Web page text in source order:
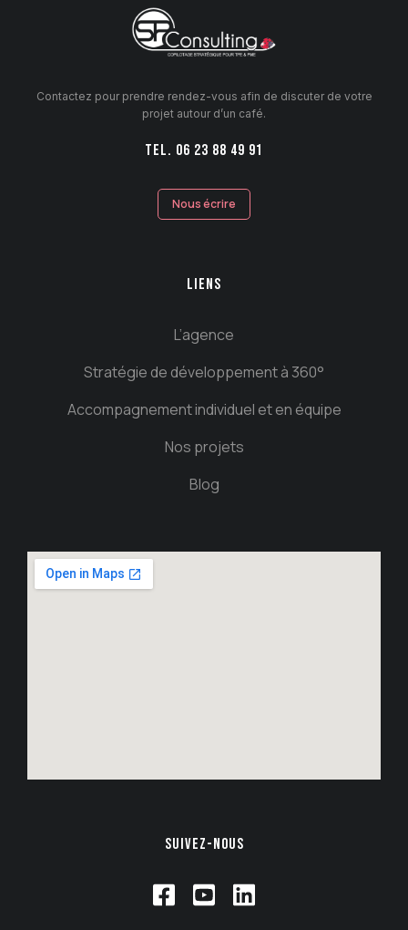
Contactez pour prendre rendez-vous afin de discuter de votre
projet autour d’un café.
TEL. 06 23 88 49 91
Nous écrire
LIENS
L’agence
Stratégie de développement à 360°
Accompagnement individuel et en équipe
Nos projets
Blog
SUIVEZ-NOUS